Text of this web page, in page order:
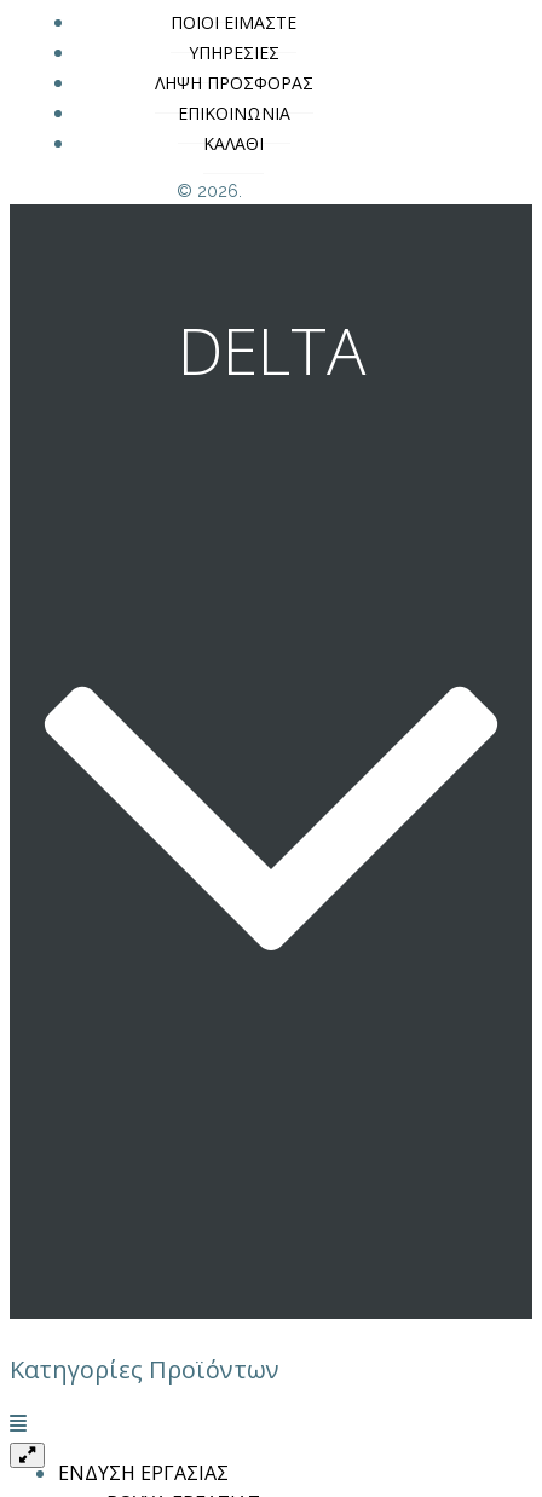
ΠΟΙΟΙ ΕΙΜΑΣΤΕ
ΥΠΗΡΕΣΙΕΣ
ΛΗΨΗ ΠΡΟΣΦΟΡΑΣ
ΕΠΙΚΟΙΝΩΝΙΑ
ΚΑΛΑΘΙ
© 2026.
DELTA
Κατηγορίες Προϊόντων
Μενού
ΕΝΔΥΣΗ ΕΡΓΑΣΙΑΣ